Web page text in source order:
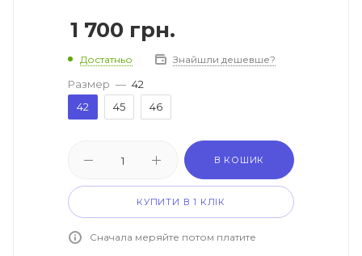
1 700 грн.
Достатньо Знайшли дешевше?
Размер — 42
42
45 46
В КОШИК
КУПИТИ В 1 КЛІК
Сначала меряйте потом платите